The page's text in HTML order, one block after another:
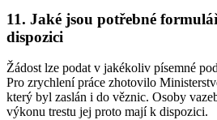
11. Jaké jsou potřebné
dispozici
Žádost lze podat v jakékoliv písemné
Pro zrychlení práce zhotovilo
který byl zaslán i do věznic. Osoby
výkonu trestu jej proto mají k dispozici.